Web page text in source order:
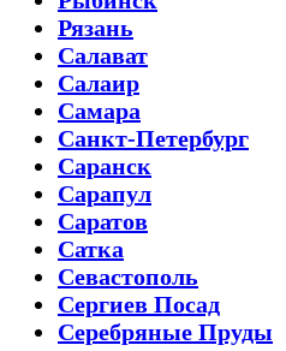
Рязань
Салават
Салаир
Самара
Санкт-Петербург
Саранск
Сарапул
Саратов
Сатка
Севастополь
Сергиев Посад
Серебряные Пруды